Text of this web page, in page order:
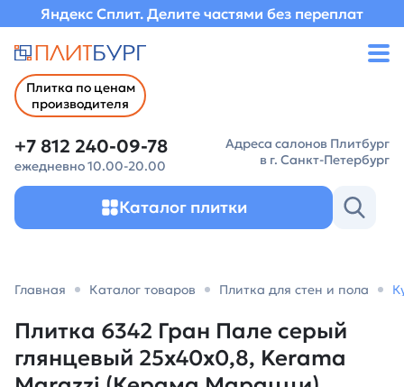
Яндекс Сплит. Делите частями без переплат
Плитка по ценам
производителя
+7 812 240-09-78
ежедневно 10.00-20.00
Адреса салонов Плитбург
в г. Санкт-Петербург
Каталог плитки
Главная Каталог товаров Плитка для стен и пола
Плитка 6342 Гран Пале серый
глянцевый 25x40x0,8, Kerama